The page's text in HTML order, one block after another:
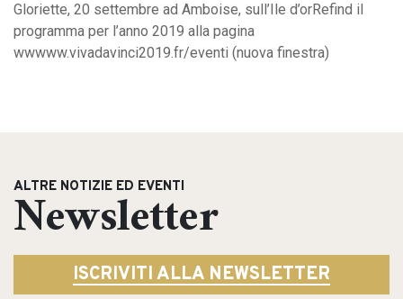
Gloriette, 20 settembre ad Amboise, sull’Ile d’orRefind il
programma per l’anno 2019 alla pagina
wwwww.vivadavinci2019.fr/eventi (nuova finestra)
ALTRE NOTIZIE ED EVENTI
Newsletter
ISCRIVITI ALLA NEWSLETTER